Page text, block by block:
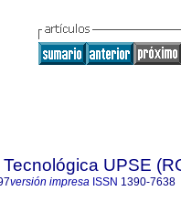
UPSE
versión impresa ISSN 1390-7638